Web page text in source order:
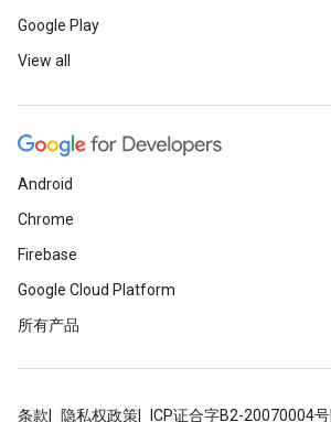
Google Play
View all
Android
Chrome
Firebase
Google Cloud Platform
所有产品
条款 隐私权政策 ICP证合字B2-20070004号